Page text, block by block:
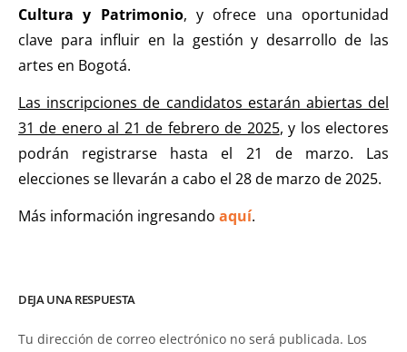
Cultura y Patrimonio, y ofrece una oportunidad
clave para influir en la gestión y desarrollo de las
artes en Bogotá.
Las inscripciones de candidatos estarán abiertas del
31 de enero al 21 de febrero de 2025, y los electores
podrán registrarse hasta el 21 de marzo. Las
elecciones se llevarán a cabo el 28 de marzo de 2025.
Más información ingresando aquí.
DEJA UNA RESPUESTA
Tu dirección de correo electrónico no será publicada. Los